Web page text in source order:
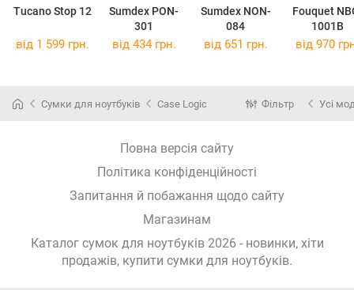
Tucano Stop 12
Sumdex PON-
301
Sumdex NON-
084
Fouquet
1001B
від 1 599 грн. від 434 грн. від 651 грн. від 970
Сумки для ноутбуків Case Logic Фільтр Усі
Повна версія сайту
Політика конфіденційності
Запитання й побажання щодо сайту
Магазинам
Каталог сумок для ноутбуків 2026 - новинки, хіти
продажів, купити сумки для ноутбуків.